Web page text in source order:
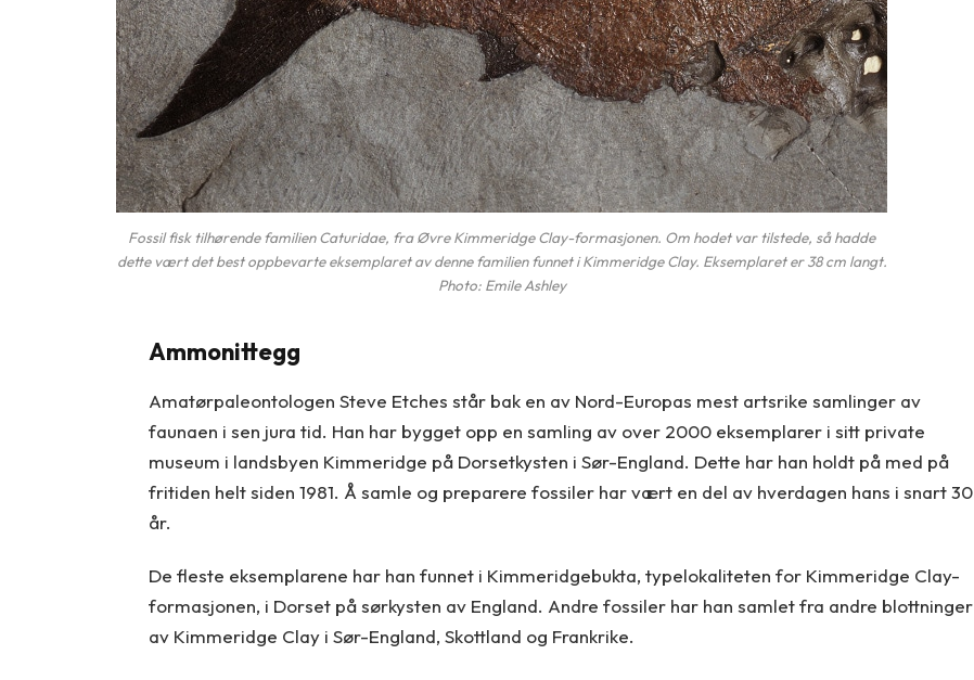
Fossil fisk tilhørende familien Caturidae, fra Øvre Kimmeridge Clay-formasjonen. Om hodet var tilstede, så hadde
dette vært det best oppbevarte eksemplaret av denne familien funnet i Kimmeridge Clay. Eksemplaret er 38 cm langt.
Photo: Emile Ashley
Ammonittegg
Amatørpaleontologen Steve Etches står bak en av Nord-Europas mest artsrike samlinger av
faunaen i sen jura tid. Han har bygget opp en samling av over 2000 eksemplarer i sitt private
museum i landsbyen Kimmeridge på Dorsetkysten i Sør-England. Dette har han holdt på med på
fritiden helt siden 1981. Å samle og preparere fossiler har vært en del av hverdagen hans i snart 30
år.
De fleste eksemplarene har han funnet i Kimmeridgebukta, typelokaliteten for Kimmeridge Clay-
formasjonen, i Dorset på sørkysten av England. Andre fossiler har han samlet fra andre blottninger
av Kimmeridge Clay i Sør-England, Skottland og Frankrike.